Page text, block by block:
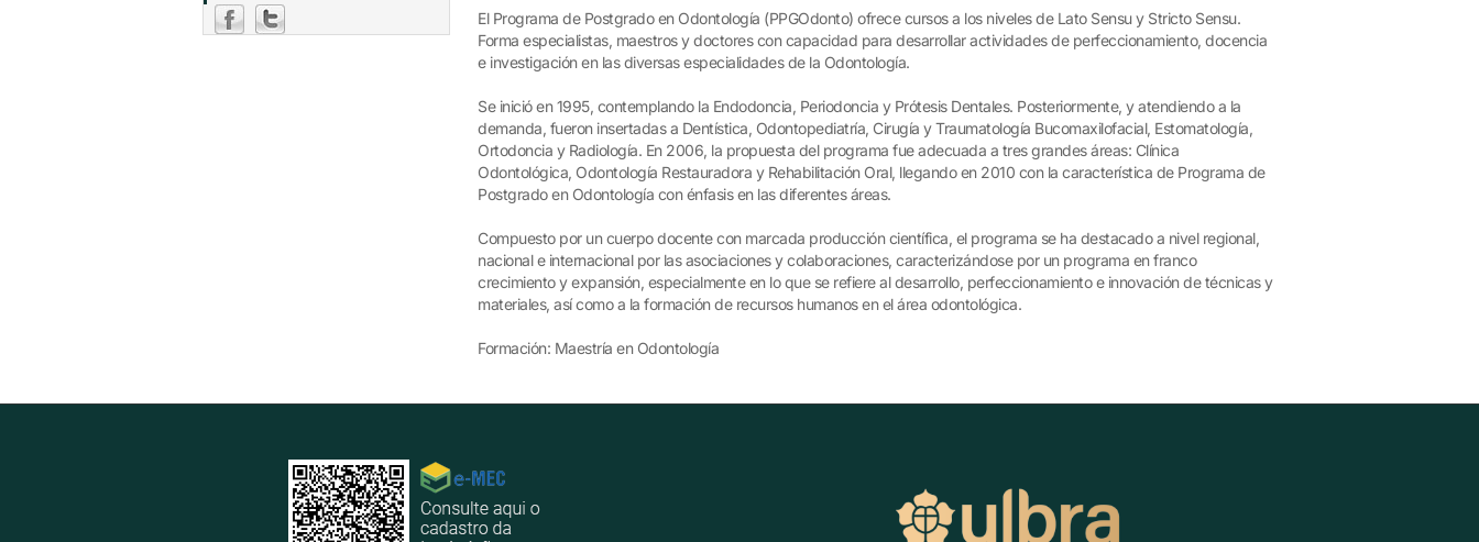
El Programa de Postgrado en Odontología (PPGOdonto) ofrece cursos a los niveles de Lato Sensu y Stricto Sensu.
Forma especialistas, maestros y doctores con capacidad para desarrollar actividades de perfeccionamiento, docencia
e investigación en las diversas especialidades de la Odontología.
Se inició en 1995, contemplando la Endodoncia, Periodoncia y Prótesis Dentales. Posteriormente, y atendiendo a la
demanda, fueron insertadas a Dentística, Odontopediatría, Cirugía y Traumatología Bucomaxilofacial, Estomatología,
Ortodoncia y Radiología. En 2006, la propuesta del programa fue adecuada a tres grandes áreas: Clínica
Odontológica, Odontología Restauradora y Rehabilitación Oral, llegando en 2010 con la característica de Programa de
Postgrado en Odontología con énfasis en las diferentes áreas.
Compuesto por un cuerpo docente con marcada producción científica, el programa se ha destacado a nivel regional,
nacional e internacional por las asociaciones y colaboraciones, caracterizándose por un programa en franco
crecimiento y expansión, especialmente en lo que se refiere al desarrollo, perfeccionamiento e innovación de técnicas y
materiales, así como a la formación de recursos humanos en el área odontológica.
Formación: Maestría en Odontología